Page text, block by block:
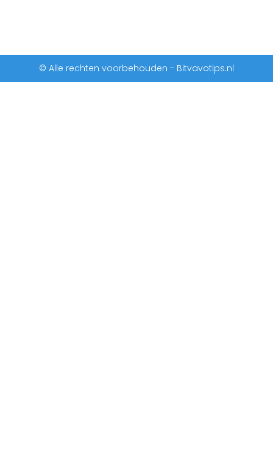
© Alle rechten voorbehouden - Bitvavotips.nl